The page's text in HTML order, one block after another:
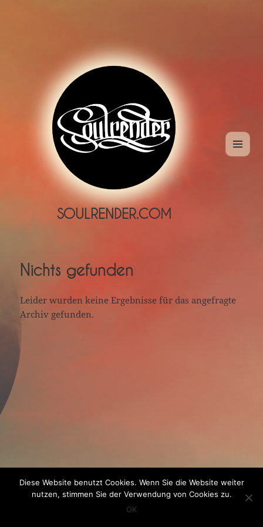
SOULRENDER.COM
Nichts gefunden
Leider wurden keine Ergebnisse für das angefragte
Archiv gefunden.
Diese Website benutzt Cookies. Wenn Sie die Website weiter
nutzen, stimmen Sie der Verwendung von Cookies zu.
OK